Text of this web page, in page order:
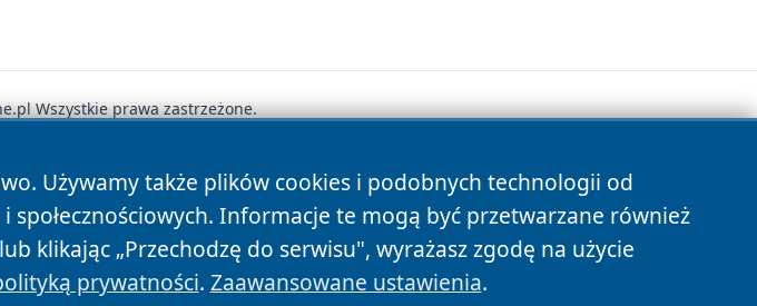
Używamy także plików cookies i podobnych technologii od
Informacje te mogą być przetwarzane również
klikając „Przechodzę do serwisu", wyrażasz zgodę na użycie
prywatności. Zaawansowane ustawienia.
Wszystkie prawa zastrzeżone.
Polityka Cookies